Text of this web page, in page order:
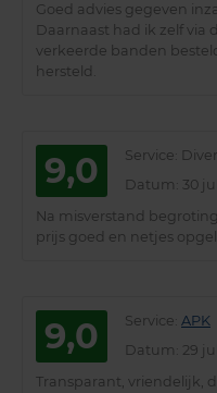
Goed advies gegeven
Daarnaast had ik zelf via
verkeerde banden
hersteld.
9,0 Service :
Datum : 30
Na misverstand
prijs goed en netjes
9,0 Service APK
Datum : 29
Transparant, vriendelijk,